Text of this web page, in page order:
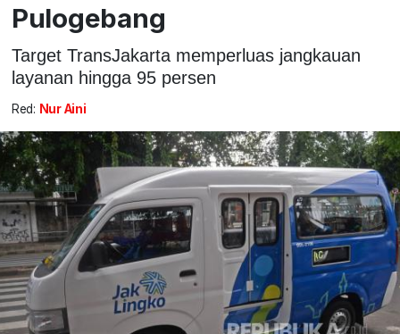
Pulogebang
Target TransJakarta memperluas jangkauan
layanan hingga 95 persen
Red: Nur Aini